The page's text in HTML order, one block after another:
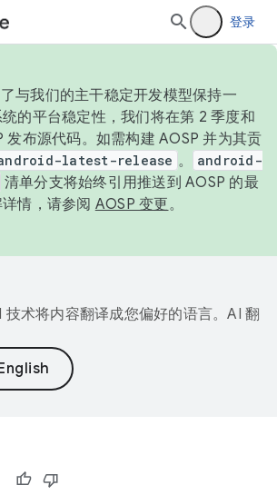
登录
与我们的主干稳定开发模型保持一
的平台稳定性，我们将在第 2 季度和
发布源代码。如需构建 AOSP 并为其贡
latest-release 。
android-
清单分支将始终引用推送到 AOSP 的最
情，请参阅 AOSP 变更。
术将内容翻译成您偏好的语言。AI 翻